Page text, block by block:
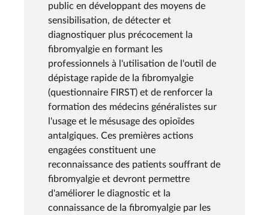
public en développant des moyens de
sensibilisation, de détecter et
diagnostiquer plus précocement la
fibromyalgie en formant les
professionnels à l'utilisation de l'outil de
dépistage rapide de la fibromyalgie
(questionnaire FIRST) et de renforcer la
formation des médecins généralistes sur
l'usage et le mésusage des opioïdes
antalgiques. Ces premières actions
engagées constituent une
reconnaissance des patients souffrant de
fibromyalgie et devront permettre
d'améliorer le diagnostic et la
connaissance de la fibromyalgie par les